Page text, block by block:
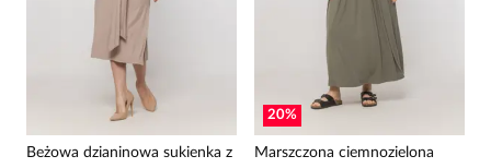
Beżowa dzianinowa sukienka z
20%
Marszczona ciemnozielona